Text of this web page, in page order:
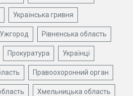
Українська гривня
Ужгород Рівненська область
Прокуратура Українці
Правоохоронний орган
Хмельницька область